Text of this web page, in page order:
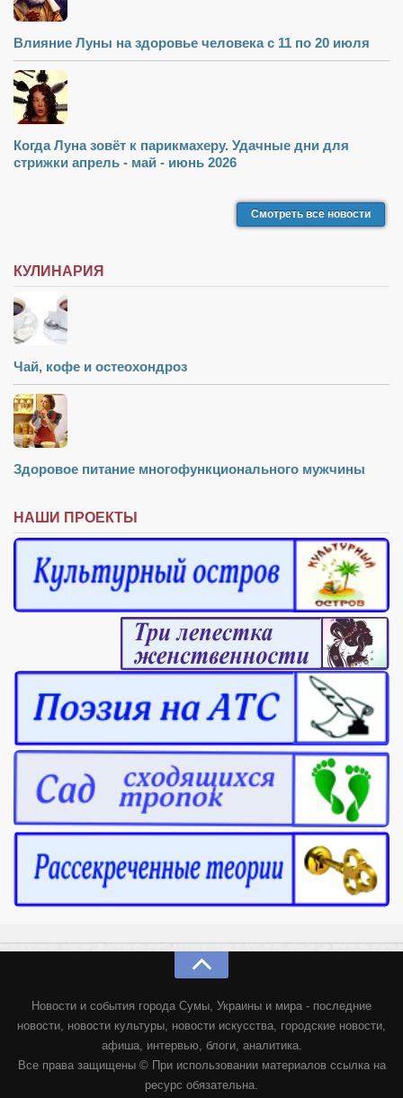
Влияние Луны на здоровье человека с 11 по 20 июля
Когда Луна зовёт к парикмахеру. Удачные дни для
стрижки апрель - май - июнь 2026
Смотреть все новости
КУЛИНАРИЯ
Чай, кофе и остеохондроз
Здоровое питание многофункционального мужчины
НАШИ ПРОЕКТЫ
Новости и события города Сумы, Украины и мира - последние
новости, новости культуры, новости искусства, городские новости,
афиша, интервью, блоги, аналитика.
Все права защищены © При использовании материалов ссылка на
ресурс обязательна.